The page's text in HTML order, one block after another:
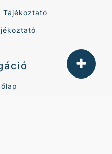
Tájékoztató